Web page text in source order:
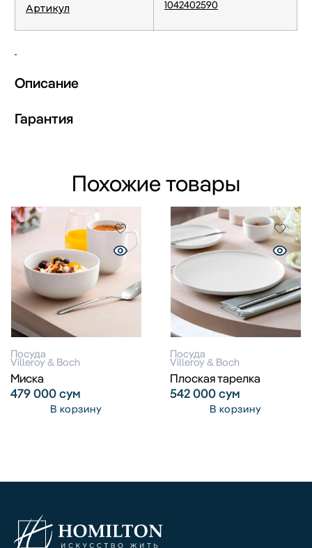
Артикул 1042402590
Описание
Гарантия
Похожие товары
Посуда
Villeroy & Boch
Миска
479 000сум
В корзину
Посуда
Villeroy & Boch
Плоская тарелка
542 000сум
В корзину